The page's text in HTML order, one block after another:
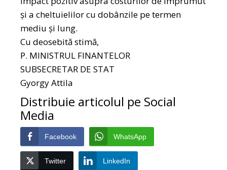
şi a cheltuielilor cu dobânzile pe termen
mediu şi lung.
Cu deosebită stimă,
P. MINISTRUL FINANTELOR
SUBSECRETAR DE STAT
Gyorgy Attila
Distribuie articolul pe Social
Media
Facebook WhatsApp
Twitter LinkedIn